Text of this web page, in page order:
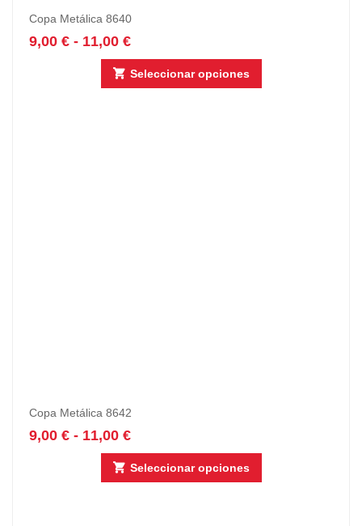
Copa Metálica 8640
9,00 € - 11,00 €
Seleccionar opciones
Copa Metálica 8642
9,00 € - 11,00 €
Seleccionar opciones